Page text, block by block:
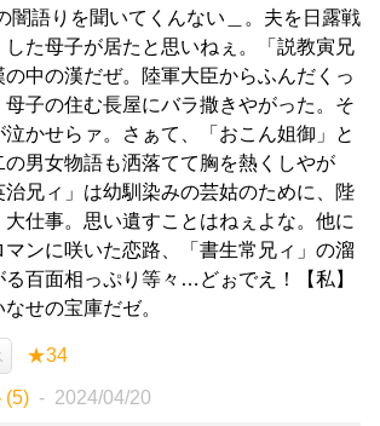
闇語りを聞いてくんない＿。夫を日露戦
した母子が居たと思いねぇ。「説教寅兄
の中の漢だぜ。陸軍大臣からふんだくっ
母子の住む長屋にバラ撒きやがった。そ
泣かせらァ。さぁて、「おこん姐御」と
の男女物語も洒落てて胸を熱くしやが
治兄ィ」は幼馴染みの芸姑のために、陛
大仕事。思い遺すことはねぇよな。他に
マンに咲いた恋路、「書生常兄ィ」の溜
る百面相っぷり等々…どぉでえ！【私】
せの宝庫だゼ。
★34
(5) 2024/04/20